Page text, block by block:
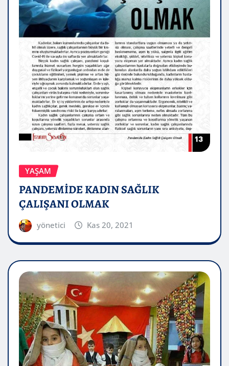
YAŞAM
PANDEMİDE KADIN SAĞLIK
ÇALIŞANI OLMAK
yönetici Kas 20, 2021